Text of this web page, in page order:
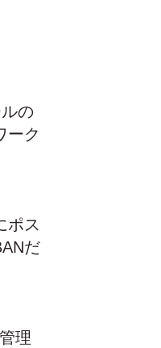
の
ーク
ポス
だ
理